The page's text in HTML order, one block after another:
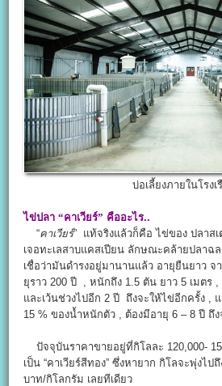
บ่อเลี้ยงภายในโรงเ
ไข่ปลา “คาเวียร์” คืออะไร..
“คาเวียร์” แท้จริงแล้วก็คือ ไข่ของ ปลาสเ
เจอทะเลสาบแคสเปียน ลักษณะคล้ายปลา
เชื่อว่ามันดำรงอยู่มานานแล้ว อายุยืนยาว จ
ยุราว 200 ปี , หนักถึง 1.5 ตัน ยาว 5 เมตร ,
และเว้นช่วงไปอีก 2 ปี ถึงจะให้ไข่อีกครั้ง ,
15 % ของน้ำหนักตัว , ต้องมีอายุ 6 – 8 ปี ถึง
ปัจจุบันราคาขายอยู่ที่กิโลละ 120,000-
เป็น “คาเวียร์สีทอง” ซึ่งหายาก กิโลจะพุ่งไ
บาท/กิโลกรัม เลยทีเดียว